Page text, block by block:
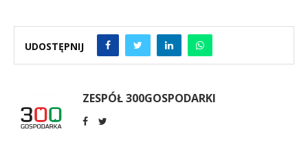
UDOSTĘPNIJ
ZESPÓŁ 300GOSPODARKI